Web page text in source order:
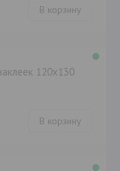
В корзину
120х130
В корзину